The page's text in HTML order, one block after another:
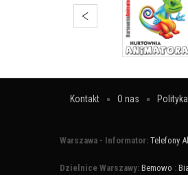
Kontakt O nas
Warszawa - Informator: Telefony
Dzielnice Warszawy: Bemowo :